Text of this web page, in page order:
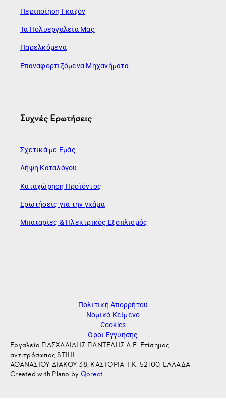
Περιποίηση Γκαζόν
Τα Πολυεργαλεία Μας
Παρελκόμενα
Επαναφορτιζόμενα Μηχανήματα
Συχνές Ερωτήσεις
Σχετικά με Εμάς
Λήψη Καταλόγου
Καταχώρηση Προϊόντος
Ερωτήσεις για την γκάμα
Μπαταρίες & Ηλεκτρικός Εξοπλισμός
Πολιτική Απορρήτου
Νομικό Κείμενο
Cookies
Όροι Εγγύησης
Εργαλεία ΠΑΣΧΑΛΙΔΗΣ ΠΑΝΤΕΛΗΣ Α.Ε. Επίσημος
αντιπρόσωπος STIHL.
ΑΘΑΝΑΣΙΟΥ ΔΙΑΚΟΥ 38, ΚΑΣΤΟΡΙΑ Τ.Κ. 52100, ΕΛΛΑΔΑ
Created with Plano by Qorect